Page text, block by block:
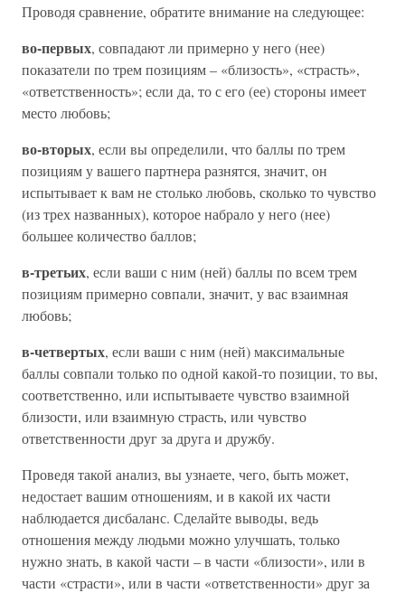
Проводя сравнение, обратите внимание на следующее:
во-первых, совпадают ли примерно у него (нее)
показатели по трем позициям – «близость», «страсть»,
«ответственность»; если да, то с его (ее) стороны имеет
место любовь;
во-вторых, если вы определили, что баллы по трем
позициям у вашего партнера разнятся, значит, он
испытывает к вам не столько любовь, сколько то чувство
(из трех названных), которое набрало у него (нее)
большее количество баллов;
в-третьих, если ваши с ним (ней) баллы по всем трем
позициям примерно совпали, значит, у вас взаимная
любовь;
в-четвертых, если ваши с ним (ней) максимальные
баллы совпали только по одной какой-то позиции, то вы,
соответственно, или испытываете чувство взаимной
близости, или взаимную страсть, или чувство
ответственности друг за друга и дружбу.
Проведя такой анализ, вы узнаете, чего, быть может,
недостает вашим отношениям, и в какой их части
наблюдается дисбаланс. Сделайте выводы, ведь
отношения между людьми можно улучшать, только
нужно знать, в какой части – в части «близости», или в
части «страсти», или в части «ответственности» друг за